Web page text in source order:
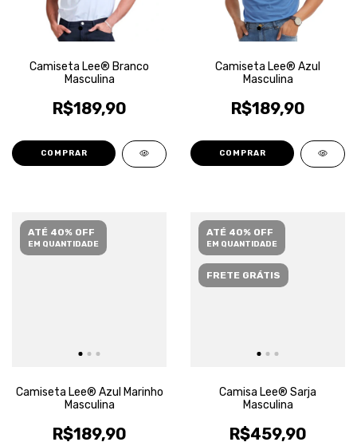
Camiseta Lee® Branco
Masculina
R$189,90
COMPRAR
Camiseta Lee® Azul
Masculina
R$189,90
COMPRAR
ATÉ 40% OFF
EM QUANTIDADE
Camiseta Lee® Azul Marinho
Masculina
R$189,90
ATÉ 40% OFF
EM QUANTIDADE
FRETE GRÁTIS
Camisa Lee® Sarja
Masculina
R$459,90